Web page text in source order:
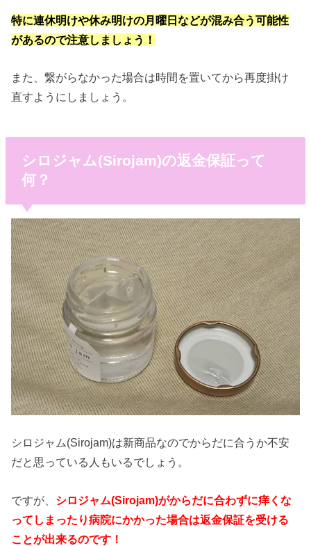
特に連休明けや休み明けの月曜日などが混み合う可能性
があるので注意しましょう！
また、繋がらなかった場合は時間を置いてから再度掛け
直すようにしましょう。
シロジャム(Sirojam)の返金保証って
何？
シロジャム(Sirojam)は新商品なのでからだに合うか不安
だと思っている人もいるでしょう。
ですが、 シロジャム(Sirojam)がからだに合わずに痒くな
ってしまったり病院にかかった場合は返金保証を受ける
ことが出来るのです！